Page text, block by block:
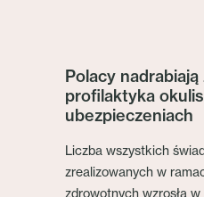
Polacy
profilaktyka
ubezpieczeniach
Liczba wszystkich
zrealizowanych w
zdrowotnych wzrosła w